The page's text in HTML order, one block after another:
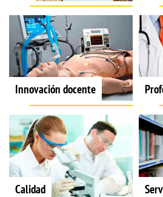
Innovación docente
Calidad